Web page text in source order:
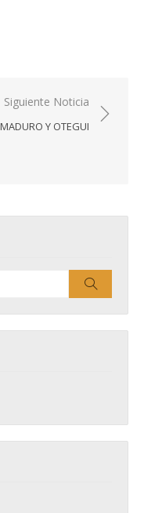
Siguiente Noticia
MADURO Y OTEGUI